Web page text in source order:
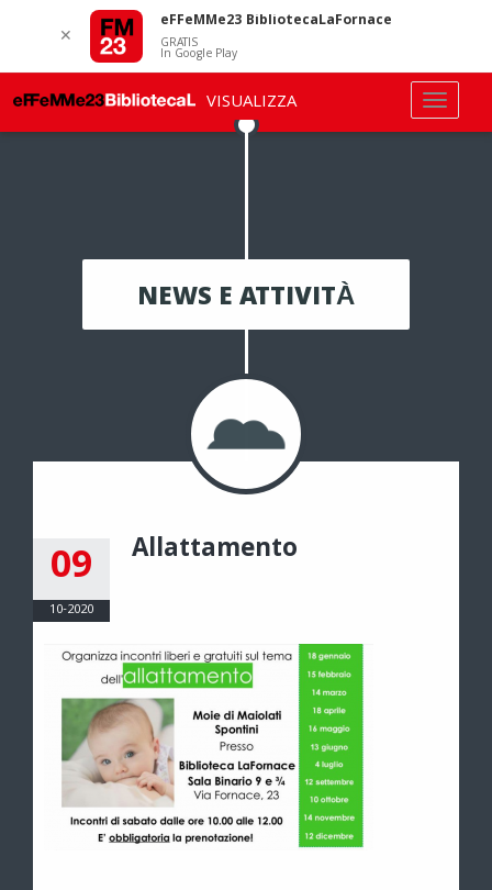
NEWS E ATTIVITÀ
09
10-2020
Allattamento
✕
eFFeMMe23 BibliotecaLaFornace
GRATIS
In Google Play
VISUALIZZA